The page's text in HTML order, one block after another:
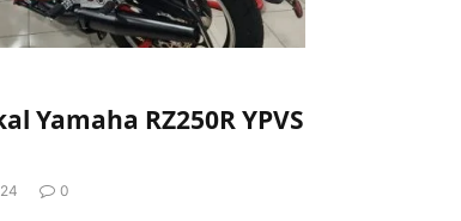
Yamaha RZ250R YPVS
0